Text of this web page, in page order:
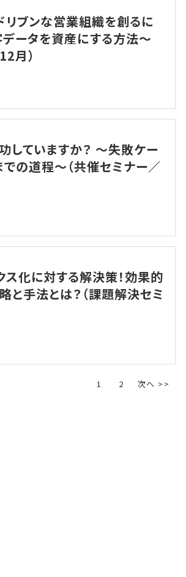
リブンな営業組織を創るに
ータを資産にする方法〜
月）
していますか？ ～失敗ケー
の道程～（共催セミナー／
化に対する解決策！効果的
手法とは？（課題解決セミ
1 2 次へ >>